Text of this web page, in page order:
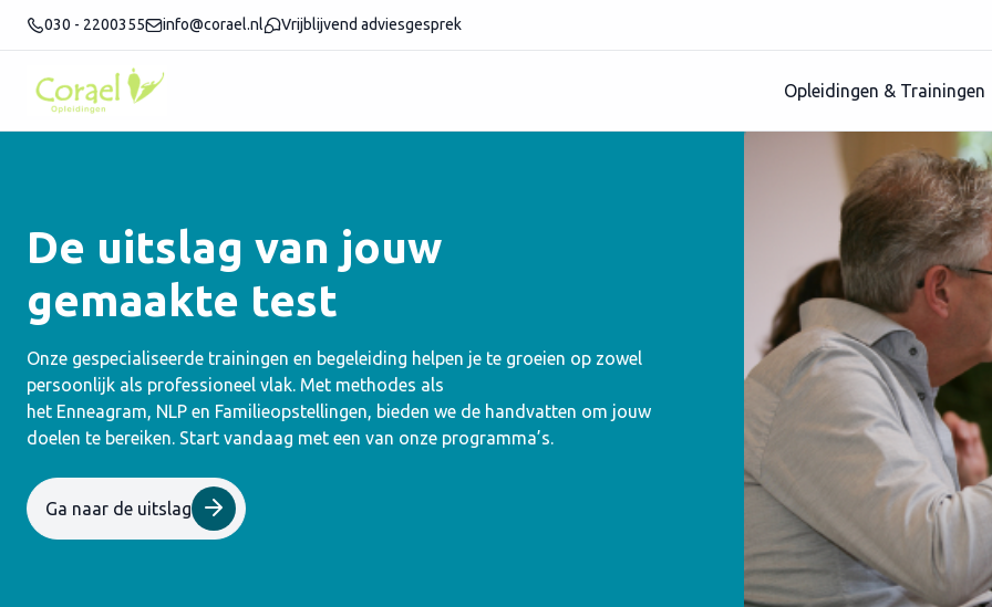
030 - 2200355 info@corael.nl Vrijblijvend adviesgesprek
Opleidingen & Trainingen
De uitslag van jouw
gemaakte test
Onze gespecialiseerde trainingen en begeleiding helpen je te groeien op zowel
persoonlijk als professioneel vlak. Met methodes als
het Enneagram, NLP en Familieopstellingen, bieden we de handvatten om jouw
doelen te bereiken. Start vandaag met een van onze programma’s.
Ga naar de uitslag